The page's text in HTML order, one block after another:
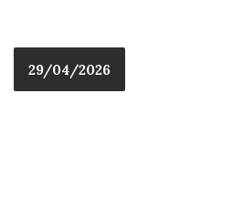
29/04/2026